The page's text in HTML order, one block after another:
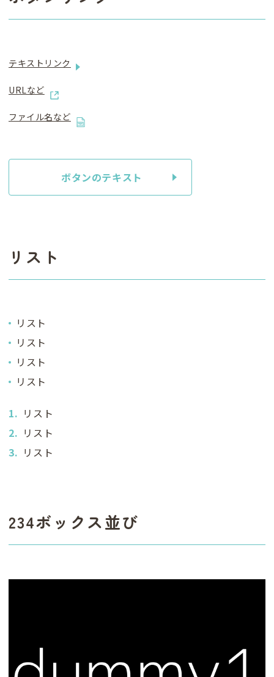
テキストリンク
URLなど
ファイル名など
ボタンのテキスト
リスト
リスト
リスト
リスト
リスト
リスト
リスト
リスト
234ボックス並び